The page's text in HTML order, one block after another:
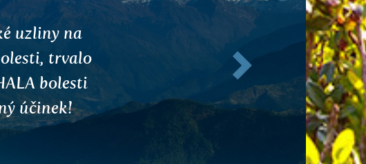
se po nich
dobrou
to dobré..
kde bydlí
Následující